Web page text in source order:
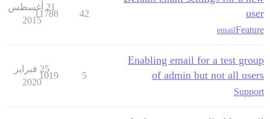
user
Feature
email
42
11788
21 أغسطس
2015
Enabling email for a test group
of admin but not all users
Support
5
1019
25 فبراير
2020